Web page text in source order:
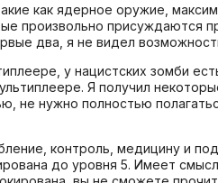
как ядерное оружие,
произвольно присуждаются
два, я не видел
у нацистских зомби
Я получил
не нужно полностью
контроль, медицину и
до уровня 5. Имеет